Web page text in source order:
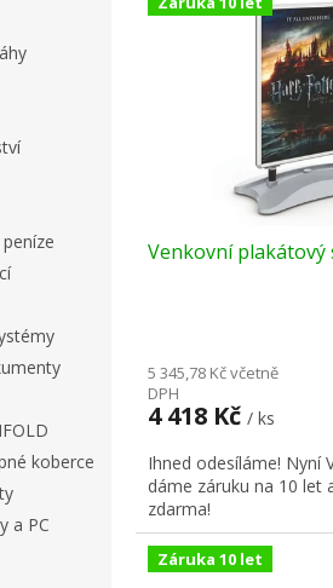
koberce
a PC
Venkovní plakátový
5 345,78 Kč včetně
DPH
4 418 Kč / ks
Ihned odesíláme! Nyní
dáme záruku na 10 let
zdarma!
Záruka 10 let